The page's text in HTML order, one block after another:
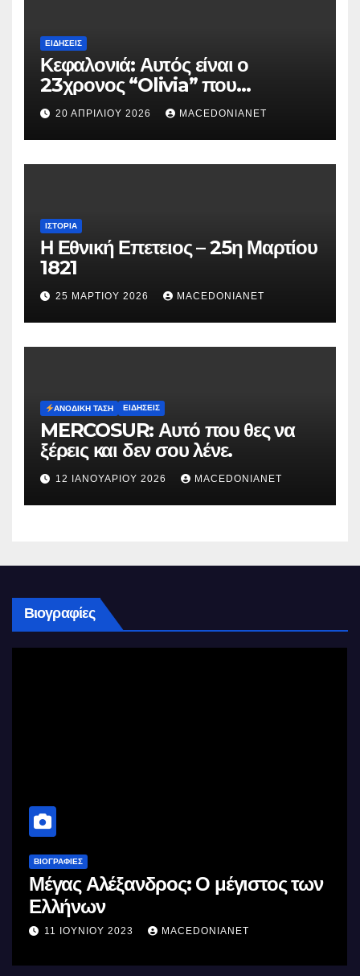
ΕΙΔΉΣΕΙΣ
Κεφαλονιά: Αυτός είναι ο
23χρονος “Olivia” που
κατηγορείται για τον θάνατο της
Μυρτούς
20 ΑΠΡΙΛΊΟΥ 2026 MACEDONIANET
ΙΣΤΟΡΊΑ
Η Εθνική Επετειος – 25η Μαρτίου
1821
25 ΜΑΡΤΊΟΥ 2026 MACEDONIANET
ΑΝΟΔΙΚΉ ΤΆΣΗ ΕΙΔΉΣΕΙΣ
MERCOSUR: Αυτό που θες να
ξέρεις και δεν σου λένε.
12 ΙΑΝΟΥΑΡΊΟΥ 2026 MACEDONIANET
Βιογραφίες
ΒΙΟΓΡΑΦΊΕΣ
Μέγας Αλέξανδρος: Ο μέγιστος των
Ελλήνων
11 ΙΟΥΝΊΟΥ 2023 MACEDONIANET